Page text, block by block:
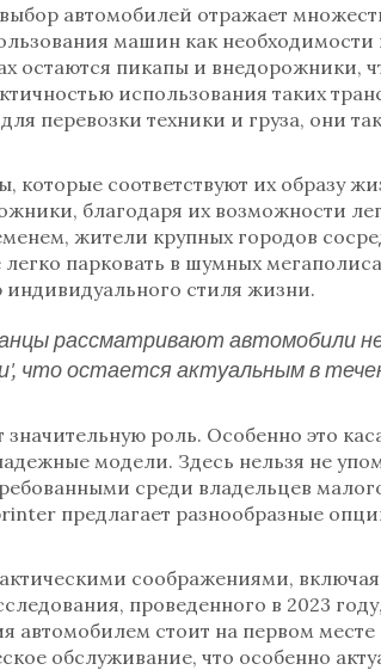
автомобилей отражает
машин как необходимости
остаются пикапы и внедорожники,
использования таких
перевозки техники и груза, они
соответствуют их образу
благодаря их возможности
жители крупных городов
парковать в шумных
стиля жизни.
рассматривают автомобили
что остается актуальным в
роль. Особенно это
модели. Здесь нельзя не
среди владельцев
предлагает разнообразные
соображениями,
проведенного в 2023
автомобилем стоит на первом
обслуживание, что особенно